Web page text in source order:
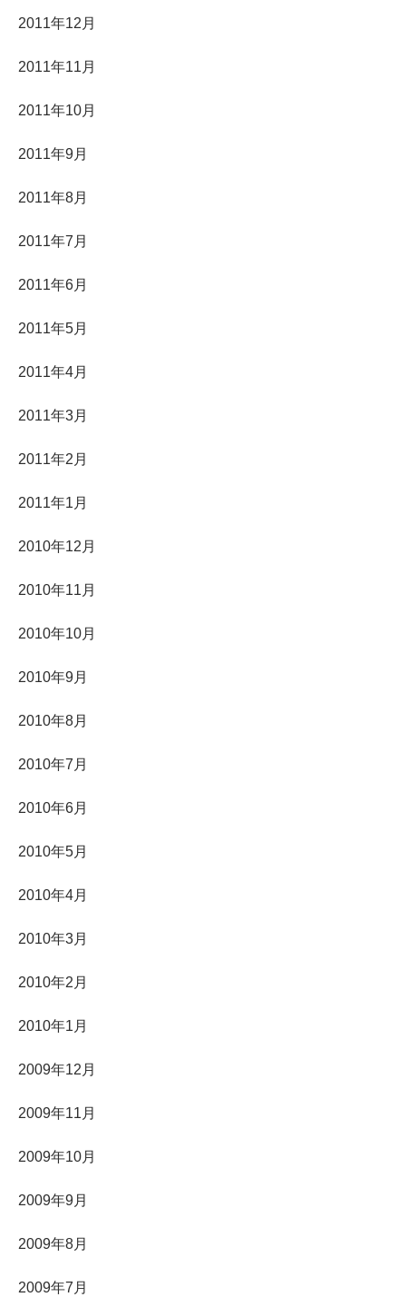
2011年12月
2011年11月
2011年10月
2011年9月
2011年8月
2011年7月
2011年6月
2011年5月
2011年4月
2011年3月
2011年2月
2011年1月
2010年12月
2010年11月
2010年10月
2010年9月
2010年8月
2010年7月
2010年6月
2010年5月
2010年4月
2010年3月
2010年2月
2010年1月
2009年12月
2009年11月
2009年10月
2009年9月
2009年8月
2009年7月